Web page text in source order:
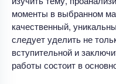
моменты в выбранном
качественный,
следует уделить не
вступительной и
работы состоит в